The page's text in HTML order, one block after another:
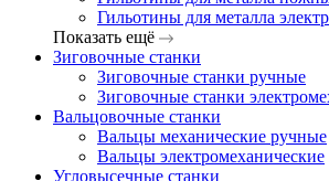
Гильотины для металла
Показать ещё
Зиговочные станки
Зиговочные станки ручные
Зиговочные станки
Вальцовочные станки
Вальцы механические ручные
Вальцы электромеханические
Угловысечные станки